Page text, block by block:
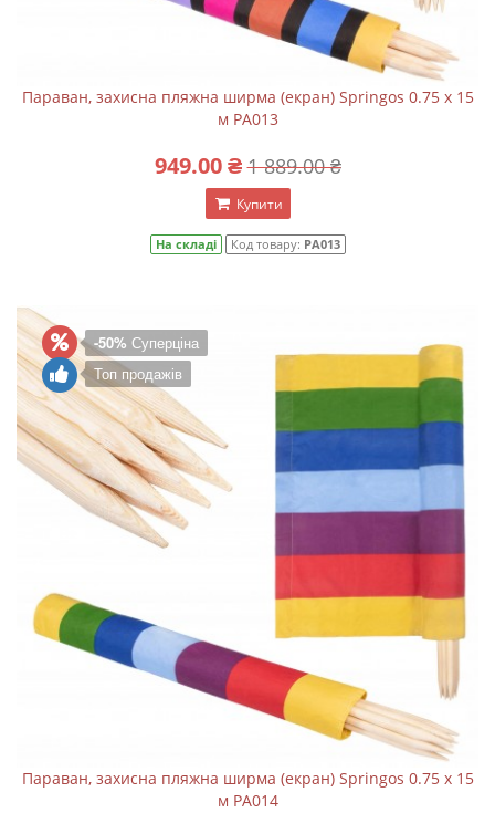
Параван, захисна пляжна ширма (екран) Springos 0.75 x 15
м PA013
949.00 ₴ 1 889.00 ₴
Купити
На складі Код товару: PA013
-50% Суперціна
Топ продажів
Параван, захисна пляжна ширма (екран) Springos 0.75 x 15
м PA014